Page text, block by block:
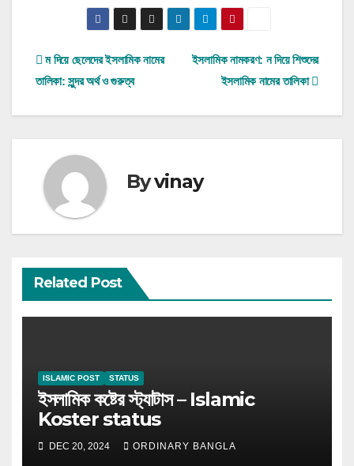
Post
navigation
ইসলামিক নামকরণ: ন দিয়ে শিশুদের
ইসলামিক নামের তালিকা
ম দিয়ে ছেলেদের ইসলামিক নামের
তালিকা: সুন্দর অর্থ ও গুরুত্ব
Byvinay
Related Post
ISLAMIC POST STATUS
ইসলামিক কষ্টের স্ট্যাটাস – Islamic
Koster status
DEC 20, 2024 ORDINARY BANGLA